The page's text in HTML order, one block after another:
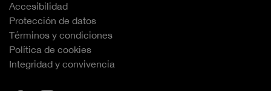
Accesibilidad
Protección de datos
Términos y condiciones
Política de cookies
Integridad y convivencia